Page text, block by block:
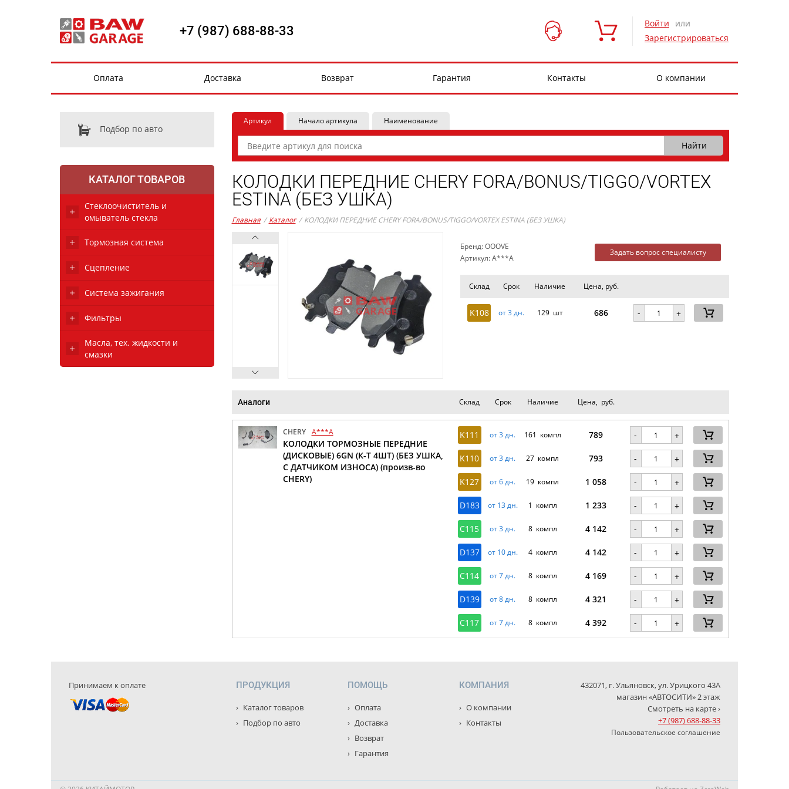
+7 (987) 688-88-33 Войти
или
Зарегистрироваться
Оплата Доставка Возврат Гарантия Контакты О компании
Подбор по авто
КАТАЛОГ ТОВАРОВ
Стеклоочиститель и
омыватель стекла
Тормозная система
Сцепление
Система зажигания
Фильтры
Масла, тех. жидкости и
смазки
Артикул Начало артикула Наименование
КОЛОДКИ ПЕРЕДНИЕ CHERY FORA/BONUS/TIGGO/VORTEX
ESTINA (БЕЗ УШКА)
Главная / Каталог / КОЛОДКИ ПЕРЕДНИЕ CHERY FORA/BONUS/TIGGO/VORTEX ESTINA (БЕЗ УШКА)
Бренд: OOOVE
Артикул: A***A
Задать вопрос специалисту
Склад Срок Наличие Цена, руб.
K108 от 3 дн. 129 шт 686 - +
Аналоги Склад Срок Наличие Цена, руб.
CHERY A***A
КОЛОДКИ ТОРМОЗНЫЕ ПЕРЕДНИЕ
(ДИСКОВЫЕ) 6GN (К-Т 4ШТ) (БЕЗ УШКА,
С ДАТЧИКОМ ИЗНОСА) (произв-во
CHERY)
K111 от 3 дн. 161 компл 789 - +
K110 от 3 дн. 27 компл 793 - +
K127 от 6 дн. 19 компл 1 058 - +
D183 от 13 дн. 1 компл 1 233 - +
C115 от 3 дн. 8 компл 4 142 - +
D137 от 10 дн. 4 компл 4 142 - +
C114 от 7 дн. 8 компл 4 169 - +
D139 от 8 дн. 8 компл 4 321 - +
C117 от 7 дн. 8 компл 4 392 - +
Принимаем к оплате ПРОДУКЦИЯ
Каталог товаров
Подбор по авто
ПОМОЩЬ
Оплата
Доставка
Возврат
Гарантия
КОМПАНИЯ
О компании
Контакты
432071, г. Ульяновск, ул. Урицкого 43А
магазин «АВТОСИТИ» 2 этаж
Смотреть на карте ›
+7 (987) 688-88-33
Пользовательское соглашение